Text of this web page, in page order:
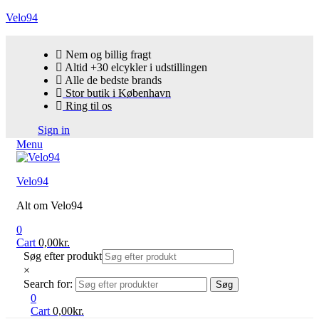
Velo94
Nem og billig fragt
Altid +30 elcykler i udstillingen
Alle de bedste brands
Stor butik i København
Ring til os
Sign in
Menu
Velo94
Alt om Velo94
0
Cart 0,00kr.
Søg efter produkt
×
Search for:
Søg
0
Cart 0,00kr.